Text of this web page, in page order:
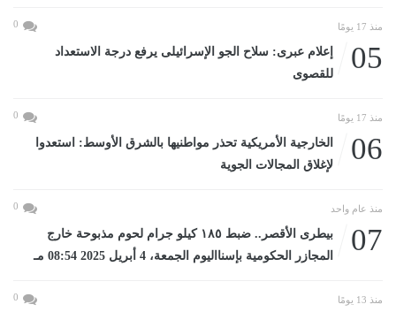
منذ 17 يومًا 0
05
إعلام عبرى: سلاح الجو الإسرائيلى يرفع درجة الاستعداد
للقصوى
منذ 17 يومًا 0
06
الخارجية الأمريكية تحذر مواطنيها بالشرق الأوسط: استعدوا
لإغلاق المجالات الجوية
منذ عام واحد 0
07
بيطرى الأقصر.. ضبط ١٨٥ كيلو جرام لحوم مذبوحة خارج
المجازر الحكومية بإسنااليوم الجمعة، 4 أبريل 2025 08:54 مـ
منذ 13 يومًا 0